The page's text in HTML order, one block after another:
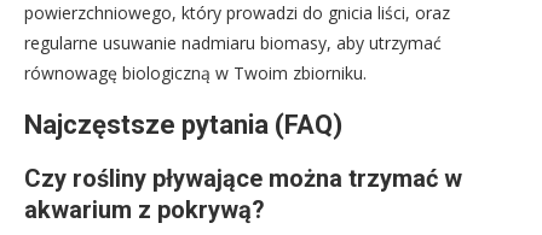
powierzchniowego, który prowadzi do gnicia liści, oraz
regularne usuwanie nadmiaru biomasy, aby utrzymać
równowagę biologiczną w Twoim zbiorniku.
Najczęstsze pytania (FAQ)
Czy rośliny pływające można trzymać w
akwarium z pokrywą?